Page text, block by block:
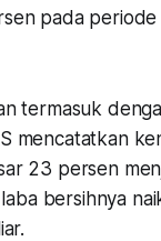
pada periode
termasuk
mencatatkan
23 persen
bersihnya